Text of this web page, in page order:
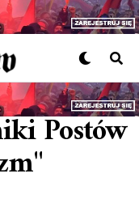
Postów